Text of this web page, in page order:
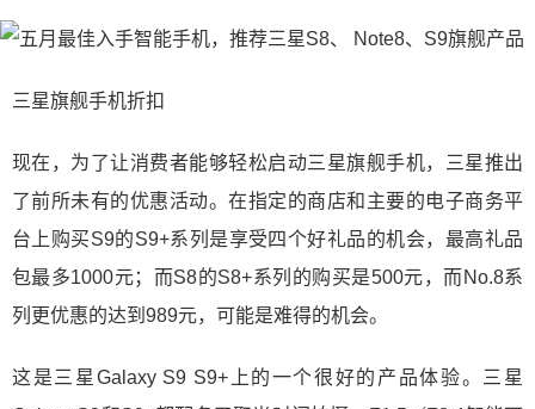
三星旗舰手机折扣
现在，为了让消费者能够轻松启动三星旗舰手机，三星推出
了前所未有的优惠活动。在指定的商店和主要的电子商务平
台上购买S9的S9+系列是享受四个好礼品的机会，最高礼品
包最多1000元；而S8的S8+系列的购买是500元，而No.8系
列更优惠的达到989元，可能是难得的机会。
这是三星Galaxy S9 S9+上的一个很好的产品体验。三星